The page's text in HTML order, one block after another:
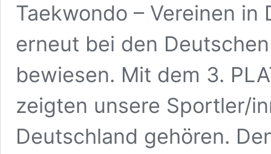
Taekwondo – Vereinen
erneut bei den
bewiesen. Mit dem 3.
zeigten unsere Sportler/
Deutschland gehören.